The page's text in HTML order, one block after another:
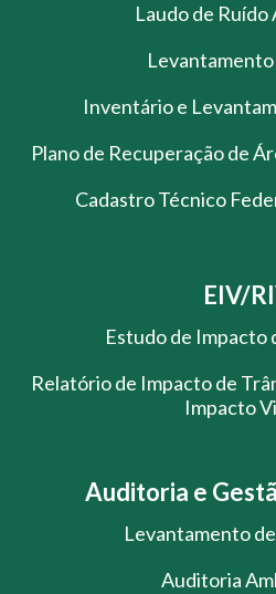
Laudo de Ruído
Inventário e
Plano de Recuperação de
Cadastro Técnico
EIV/
Estudo de Impacto
Relatório de Impacto de
Impacto
Auditoria e
Levantamento
Auditoria